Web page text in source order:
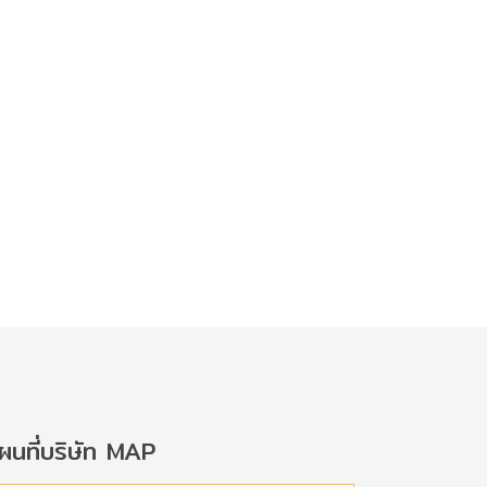
นที่บริษัท MAP